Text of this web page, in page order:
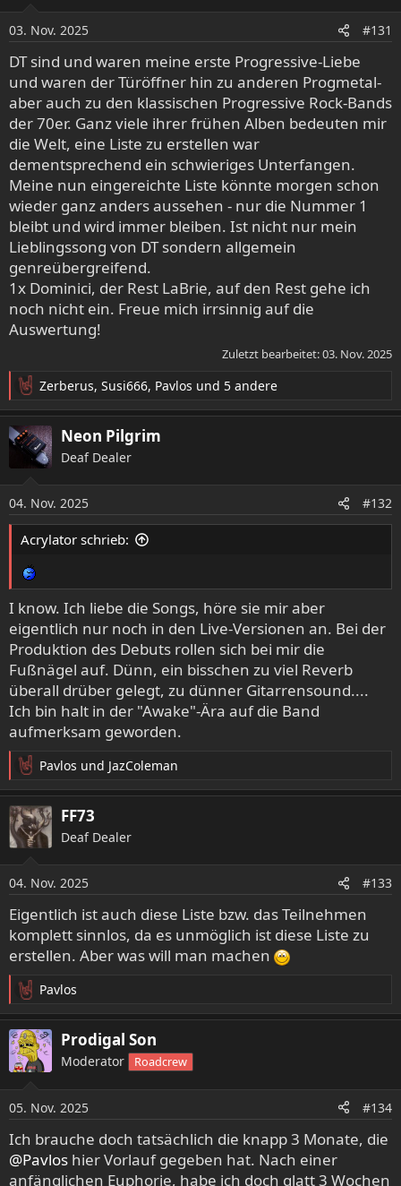
n
e
n
:
03. Nov. 2025 #131
DT sind und waren meine erste Progressive-Liebe
und waren der Türöffner hin zu anderen Progmetal-
aber auch zu den klassischen Progressive Rock-Bands
der 70er. Ganz viele ihrer frühen Alben bedeuten mir
die Welt, eine Liste zu erstellen war
dementsprechend ein schwieriges Unterfangen.
Meine nun eingereichte Liste könnte morgen schon
wieder ganz anders aussehen - nur die Nummer 1
bleibt und wird immer bleiben. Ist nicht nur mein
Lieblingssong von DT sondern allgemein
genreübergreifend.
1x Dominici, der Rest LaBrie, auf den Rest gehe ich
noch nicht ein. Freue mich irrsinnig auf die
Auswertung!
Zuletzt bearbeitet:03. Nov. 2025
R
e
a
k
n
e
n
Zerberus, Susi666, Pavlos und 5 andere
Neon Pilgrim
Deaf Dealer
04. Nov. 2025 #132
Acrylator schrieb:
I know. Ich liebe die Songs, höre sie mir aber
eigentlich nur noch in den Live-Versionen an. Bei der
Produktion des Debuts rollen sich bei mir die
Fußnägel auf. Dünn, ein bisschen zu viel Reverb
überall drüber gelegt, zu dünner Gitarrensound....
Ich bin halt in der "Awake"-Ära auf die Band
aufmerksam geworden.
R
e
a
k
t
n
e
n
:
Pavlos und JazColeman
FF73
Deaf Dealer
04. Nov. 2025 #133
Eigentlich ist auch diese Liste bzw. das Teilnehmen
komplett sinnlos, da es unmöglich ist diese Liste zu
erstellen. Aber was will man machen
R
e
a
k
t
n
e
n
:
Pavlos
Prodigal Son
Moderator Roadcrew
05. Nov. 2025 #134
Ich brauche doch tatsächlich die knapp 3 Monate, die
@Pavlos hier Vorlauf gegeben hat. Nach einer
anfänglichen Euphorie, habe ich doch glatt 3 Wochen